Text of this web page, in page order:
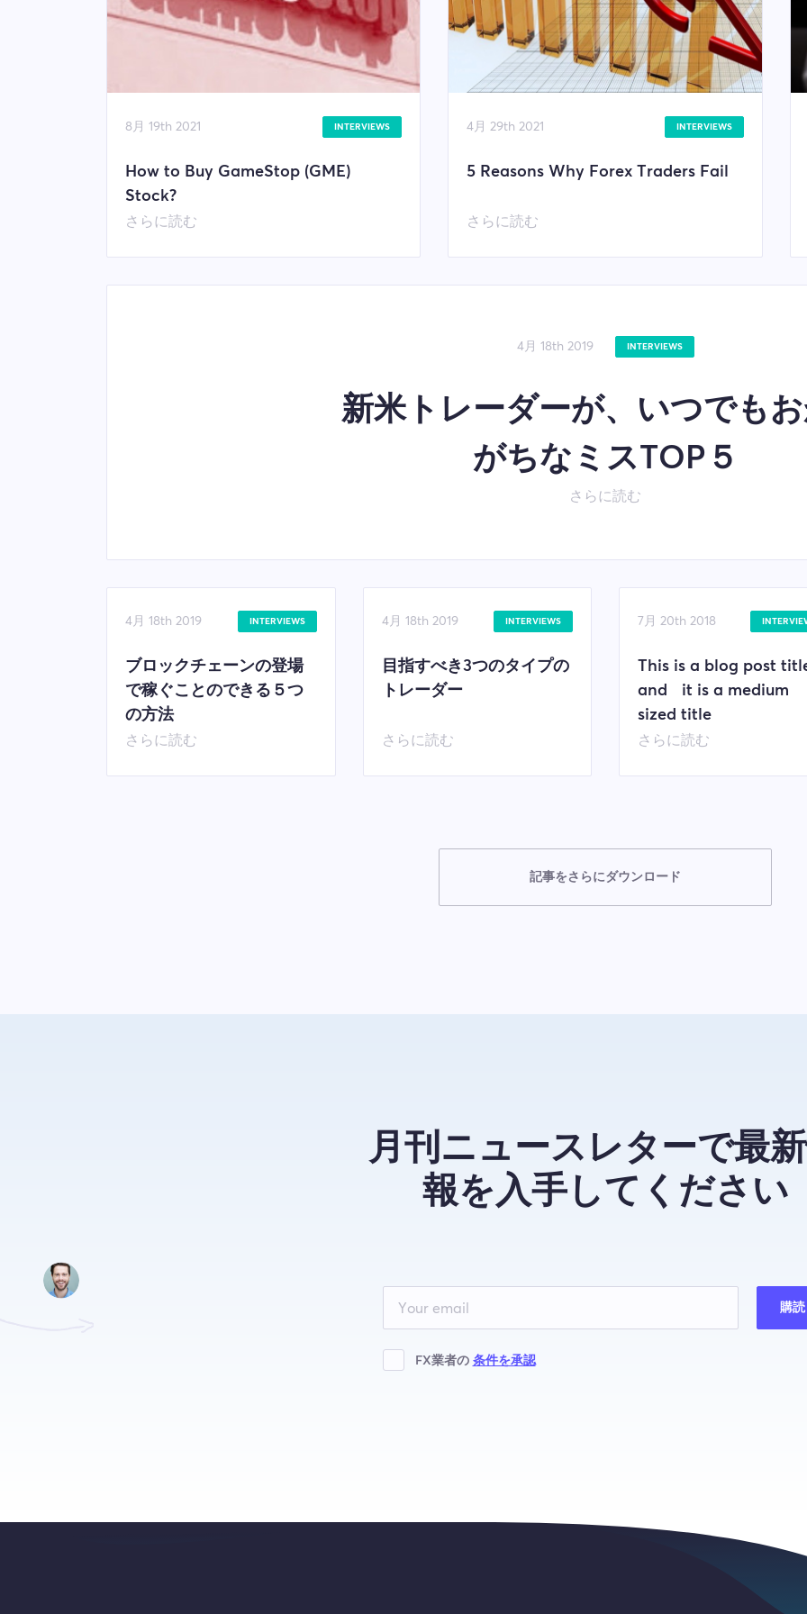
8月 19th 2021 INTERVIEWS
How to Buy GameStop (GME)
Stock?
さらに読む
4月 29th 2021 INTERVIEWS
5 Reasons Why Forex Traders Fail
さらに読む
4月 18th 2019 INTERVIEWS
新米トレーダーが、いつでも
がちなミスTOP５
さらに読む
4月 18th 2019 INTERVIEWS
ブロックチェーンの登場
で稼ぐことのできる５つ
の方法
さらに読む
4月 18th 2019 INTERVIEWS
目指すべき3つのタイプの
トレーダー
さらに読む
7月 20th 2018
This is a blog post
and it is a medium
sized title
さらに読む
記事をさらにダウンロード
月刊ニュースレターで最
報を入手してください
blank
購読
FX業者の 条件を承認